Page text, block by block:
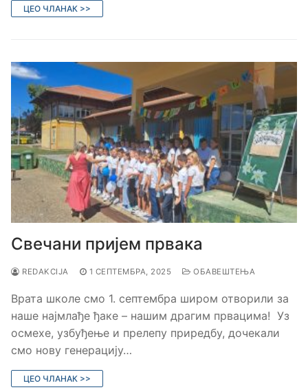
ЦЕО ЧЛАНАК >>
Свечани пријем првака
REDAKCIJA 1 СЕПТЕМБРА, 2025 ОБАВЕШТЕЊА
Врата школе смо 1. септембра широм отворили за
наше најмлађе ђаке – нашим драгим првацима! Уз
осмехе, узбуђење и прелепу приредбу, дочекали
смо нову генерацију…
ЦЕО ЧЛАНАК >>